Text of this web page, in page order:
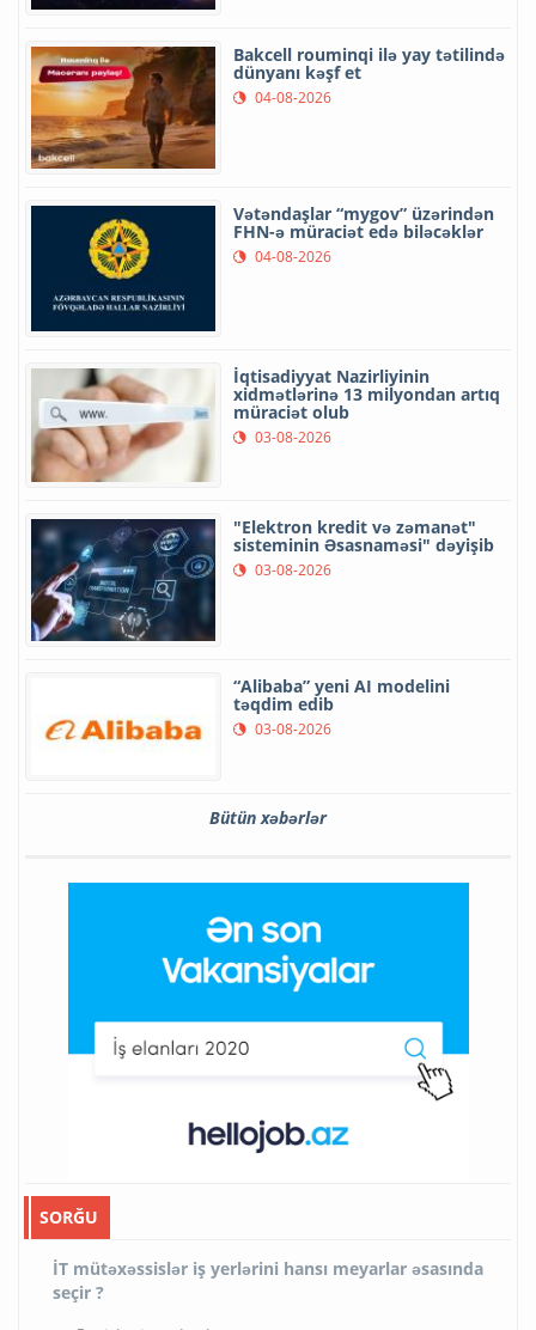
Bakcell rouminqi ilə yay tətilində
dünyanı kəşf et
04-08-2026
Vətəndaşlar “mygov” üzərindən
FHN-ə müraciət edə biləcəklər
04-08-2026
İqtisadiyyat Nazirliyinin
xidmətlərinə 13 milyondan artıq
müraciət olub
03-08-2026
"Elektron kredit və zəmanət"
sisteminin Əsasnaməsi" dəyişib
03-08-2026
“Alibaba” yeni AI modelini
təqdim edib
03-08-2026
Bütün xəbərlər
SORĞU
İT mütəxəssislər iş yerlərini hansı meyarlar əsasında
seçir ?